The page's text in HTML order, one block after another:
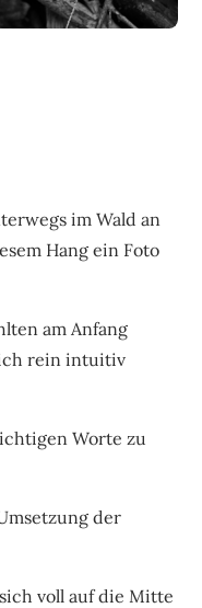
im Wald an
Hang ein Foto
am Anfang
rein intuitiv
Worte zu
der
voll auf die Mitte